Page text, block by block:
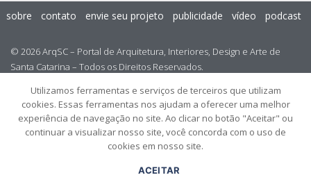
© 2026 ArqSC – Portal de Arquitetura, Interiores, Design e Arte de
Santa Catarina – Todos os Direitos Reservados.
sobre contato envie seu projeto publicidade vídeo podcast
Utilizamos ferramentas e serviços de terceiros que utilizam
cookies. Essas ferramentas nos ajudam a oferecer uma melhor
experiência de navegação no site. Ao clicar no botão "Aceitar" ou
continuar a visualizar nosso site, você concorda com o uso de
cookies em nosso site.
ACEITAR